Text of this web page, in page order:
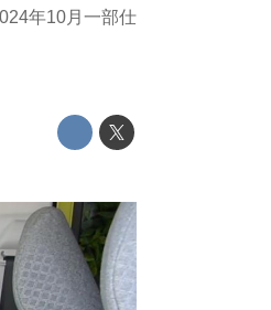
年10月一部仕